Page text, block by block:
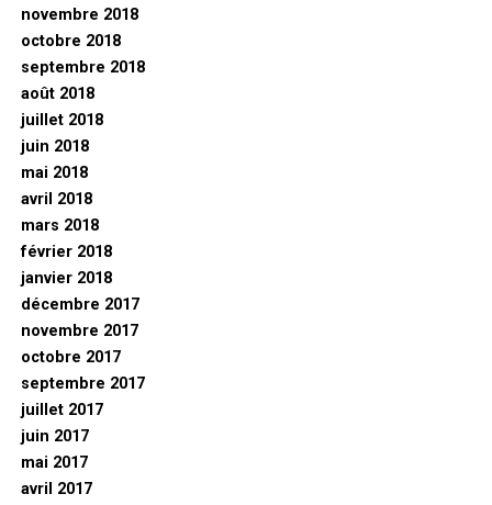
novembre 2018
octobre 2018
septembre 2018
août 2018
juillet 2018
juin 2018
mai 2018
avril 2018
mars 2018
février 2018
janvier 2018
décembre 2017
novembre 2017
octobre 2017
septembre 2017
juillet 2017
juin 2017
mai 2017
avril 2017